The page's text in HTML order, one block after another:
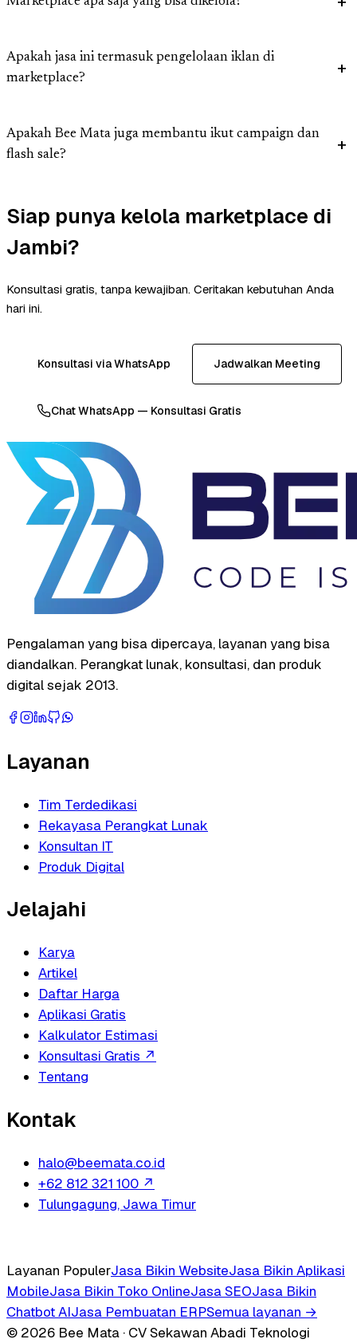
Apakah jasa ini termasuk pengelolaan iklan di
marketplace?
Apakah Bee Mata juga membantu ikut campaign dan
flash sale?
Siap punya kelola marketplace di
Jambi?
Konsultasi gratis, tanpa kewajiban. Ceritakan kebutuhan Anda
hari ini.
Konsultasi via WhatsApp Jadwalkan Meeting
Chat WhatsApp — Konsultasi Gratis
Pengalaman yang bisa dipercaya, layanan yang bisa
diandalkan. Perangkat lunak, konsultasi, dan produk
digital sejak 2013.
Layanan
Tim Terdedikasi
Rekayasa Perangkat Lunak
Konsultan IT
Produk Digital
Jelajahi
Karya
Artikel
Daftar Harga
Aplikasi Gratis
Kalkulator Estimasi
Konsultasi Gratis ↗
Tentang
Kontak
halo@beemata.co.id
+62 812 321 100 ↗
Tulungagung, Jawa Timur
Layanan PopulerJasa Bikin WebsiteJasa Bikin Aplikasi
MobileJasa Bikin Toko OnlineJasa SEOJasa Bikin
Chatbot AIJasa Pembuatan ERPSemua layanan →
© 2026 Bee Mata · CV Sekawan Abadi Teknologi